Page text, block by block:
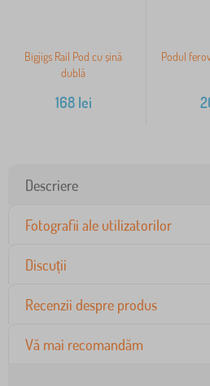
Bigjigs Rail Pod cu șină
dublă
168lei
Podul
Descriere
Fotografii ale utilizatorilor
Discuții
Recenzii despre produs
Vă mai recomandăm